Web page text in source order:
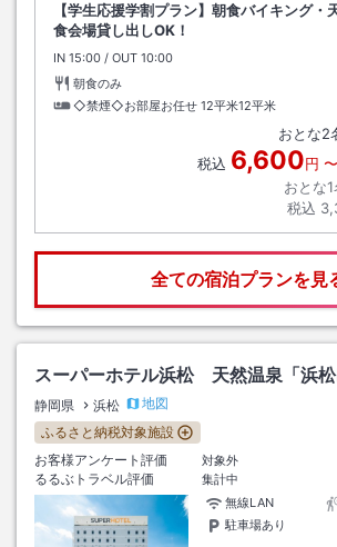
【学生応援学割プラン】朝食バイキング・
食会場貸し出しOK！
IN チェックイン
15:00 / OUT チェックアウト
10:00
朝食のみ
◇禁煙◇お部屋お任せ 12平米12平米
おとな2
税込 6,600円 〜
おとな
税込
全ての宿泊プランを見
スーパーホテル浜松 天然温泉「浜松
静岡県 浜松
地図
ふるさと納税対象施設
お客様アンケート評価
対象外
るるぶトラベル評価
集計中
無線LAN
駐車場あり